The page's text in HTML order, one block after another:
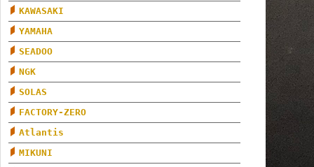
KAWASAKI
YAMAHA
SEADOO
NGK
SOLAS
FACTORY-ZERO
Atlantis
MIKUNI